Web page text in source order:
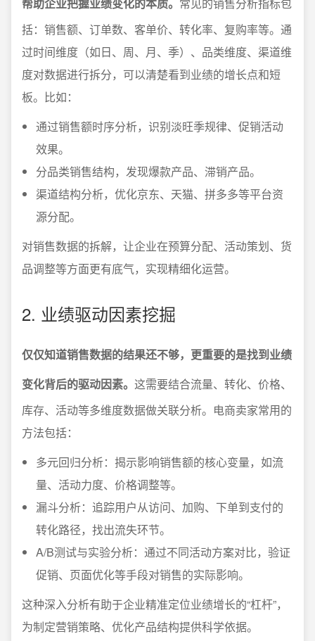
帮助企业把握业绩变化的本质。 常见的销售分析指标包
括：销售额、订单数、客单价、转化率、复购率等。通
过时间维度（如日、周、月、季）、品类维度、渠道维
度对数据进行拆分，可以清楚看到业绩的增长点和短
板。比如：
通过销售额时序分析，识别淡旺季规律、促销活动
效果。
分品类销售结构，发现爆款产品、滞销产品。
渠道结构分析，优化京东、天猫、拼多多等平台资
源分配。
对销售数据的拆解，让企业在预算分配、活动策划、货
品调整等方面更有底气，实现精细化运营。
2. 业绩驱动因素挖掘
仅仅知道销售数据的结果还不够，更重要的是找到业绩
变化背后的驱动因素。 这需要结合流量、转化、价格、
库存、活动等多维度数据做关联分析。电商卖家常用的
方法包括：
多元回归分析：揭示影响销售额的核心变量，如流
量、活动力度、价格调整等。
漏斗分析：追踪用户从访问、加购、下单到支付的
转化路径，找出流失环节。
A/B测试与实验分析：通过不同活动方案对比，验证
促销、页面优化等手段对销售的实际影响。
这种深入分析有助于企业精准定位业绩增长的“杠杆”，
为制定营销策略、优化产品结构提供科学依据。